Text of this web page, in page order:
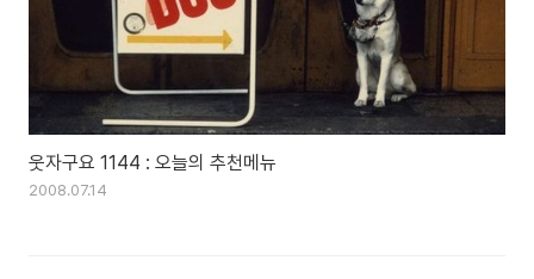
웃자구요 1144 : 오늘의 추천메뉴
2008.07.14